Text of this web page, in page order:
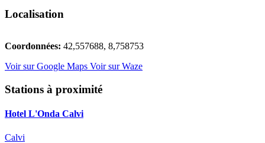
Localisation
Hotel Calvi Hotel Calvi
+
−
Coordonnées: 42,557688, 8,758753
Voir sur Google Maps Voir sur Waze
Stations à proximité
Hotel L'Onda Calvi
Calvi